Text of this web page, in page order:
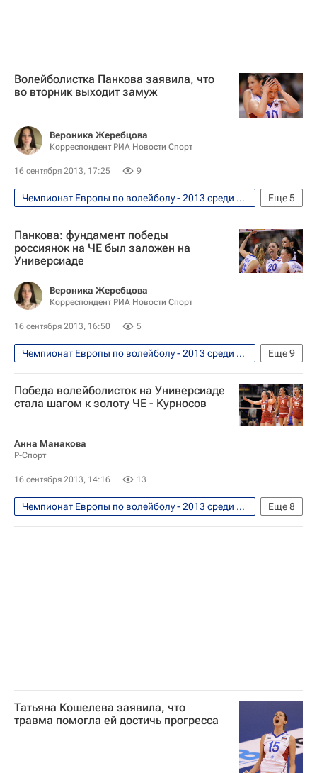
Волейболистка Панкова заявила, что
во вторник выходит замуж
Вероника Жеребцова
Корреспондент РИА Новости Спорт
16 сентября 2013, 17:25 9
Еще5
Чемпионат Европы по волейболу - 2013 среди женских сборных. 6 - 14 сентября
Волейбол
Заречье-Одинцово (Московская область, ж)
Россия (ж)
Екатерина Панкова
Панкова: фундамент победы
россиянок на ЧЕ был заложен на
Универсиаде
Вероника Жеребцова
Корреспондент РИА Новости Спорт
16 сентября 2013, 16:50 5
Еще9
Чемпионат Европы по волейболу - 2013 среди женских сборных. 6 - 14 сентября
Интервью - Авторы
Аналитика
Волейбол
Юрий Маричев
Летняя Универсиада 2013
Екатерина Панкова
Победа волейболисток на Универсиаде
стала шагом к золоту ЧЕ - Курносов
Анна Манакова
Р-Спорт
16 сентября 2013, 14:16 13
Еще8
Чемпионат Европы по волейболу - 2013 среди женских сборных. 6 - 14 сентября
Волейбол
Татьяна Кошелева заявила, что
травма помогла ей достичь прогресса